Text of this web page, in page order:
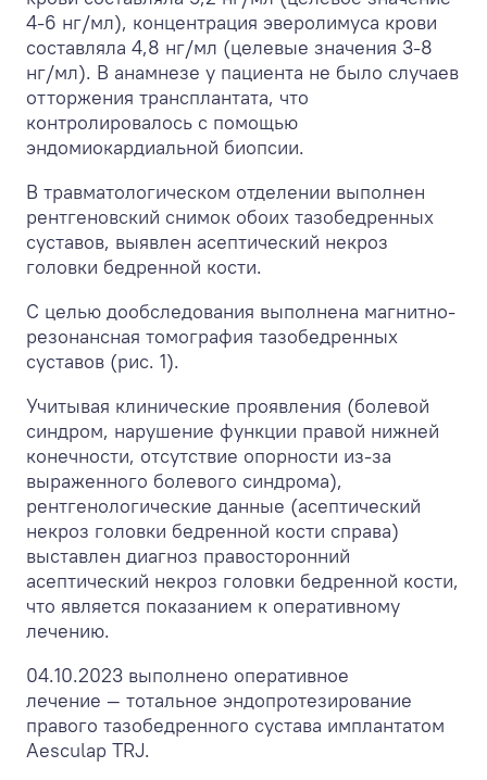
4-6 нг/мл), концентрация эверолимуса крови
составляла 4,8 нг/мл (целевые значения 3-8
нг/мл). В анамнезе у пациента не было случаев
отторжения трансплантата, что
контролировалось с помощью
эндомиокардиальной биопсии.
В травматологическом отделении выполнен
рентгеновский снимок обоих тазобедренных
суставов, выявлен асептический некроз
головки бедренной кости.
С целью дообследования выполнена магнитно-
резонансная томография тазобедренных
суставов (рис. 1).
Учитывая клинические проявления (болевой
синдром, нарушение функции правой нижней
конечности, отсутствие опорности из-за
выраженного болевого синдрома),
рентгенологические данные (асептический
некроз головки бедренной кости справа)
выставлен диагноз правосторонний
асептический некроз головки бедренной кости,
что является показанием к оперативному
лечению.
04.10.2023 выполнено оперативное
лечение — тотальное эндопротезирование
правого тазобедренного сустава имплантатом
Aesculap TRJ.